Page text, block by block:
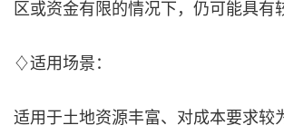
区或资金有限的情况下，仍可能具有
♢适用场景：
适用于土地资源丰富、对成本要求较